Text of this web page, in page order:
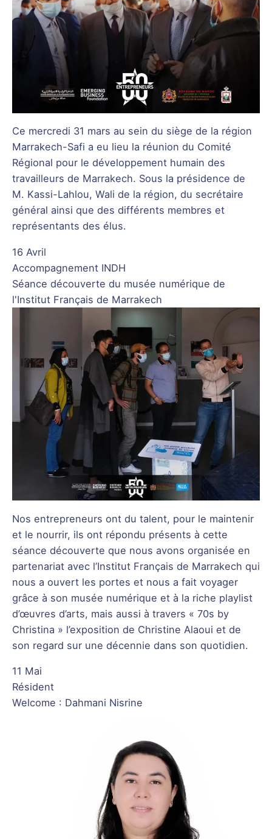
Ce mercredi 31 mars au sein du siège de la région
Marrakech-Safi a eu lieu la réunion du Comité
Régional pour le développement humain des
travailleurs de Marrakech. Sous la présidence de
M. Kassi-Lahlou, Wali de la région, du secrétaire
général ainsi que des différents membres et
représentants des élus.
16 Avril
Accompagnement INDH
Séance découverte du musée numérique de
l'Institut Français de Marrakech
Nos entrepreneurs ont du talent, pour le maintenir
et le nourrir, ils ont répondu présents à cette
séance découverte que nous avons organisée en
partenariat avec l’Institut Français de Marrakech qui
nous a ouvert les portes et nous a fait voyager
grâce à son musée numérique et à la riche playlist
d’œuvres d’arts, mais aussi à travers « 70s by
Christina » l’exposition de Christine Alaoui et de
son regard sur une décennie dans son quotidien.
11 Mai
Résident
Welcome : Dahmani Nisrine